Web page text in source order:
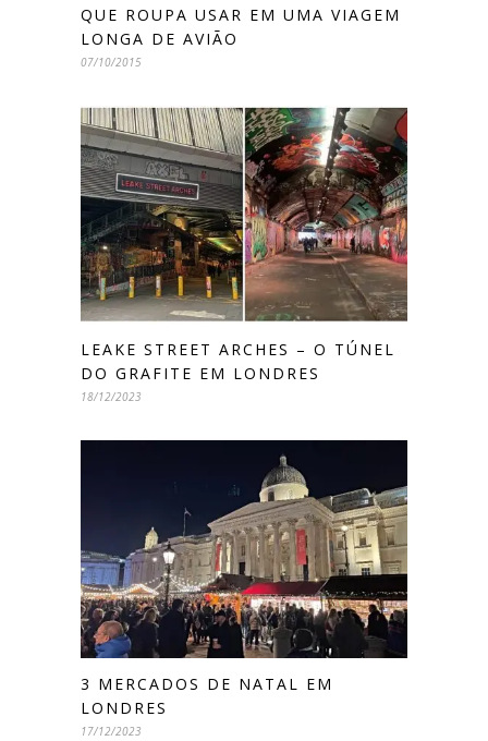
QUE ROUPA USAR EM UMA VIAGEM
LONGA DE AVIÃO
07/10/2015
LEAKE STREET ARCHES – O TÚNEL
DO GRAFITE EM LONDRES
18/12/2023
3 MERCADOS DE NATAL EM
LONDRES
17/12/2023